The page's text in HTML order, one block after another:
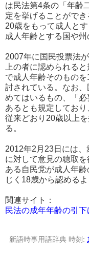
は民法第4条の「年齢
定を挙げることがで
20歳をもって成人と
成人年齢とする国や州
2007年に国民投票法
上の者に認められる
で成人年齢そのもの
討されている。なお
めてはいるもの、「
あるとも規定してお
従来どおり20歳以上
る。
2012年2月23日には
に対して意見の聴取
ある自民党が成人年
じく18歳から認めるよ
関連サイト：
民法の成年年齢の引
新語時事用語辞典 時刻: